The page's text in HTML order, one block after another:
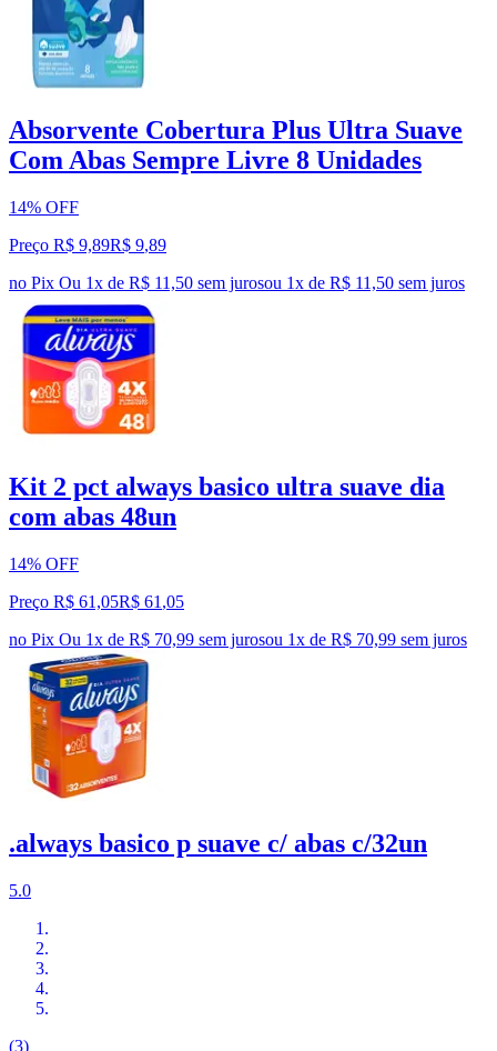
Absorvente Cobertura Plus Ultra Suave
Com Abas Sempre Livre 8 Unidades
14% OFF
Preço R$ 9,89R$ 9,89
no Pix Ou 1x de R$ 11,50 sem jurosou 1x de R$ 11,50 sem juros
Kit 2 pct always basico ultra suave dia
com abas 48un
14% OFF
Preço R$ 61,05R$ 61 ,05
no Pix Ou 1x de R$ 70,99 sem jurosou 1x de R$ 70,99 sem juros
.always basico p suave c/ abas c/32un
5.0
(3)